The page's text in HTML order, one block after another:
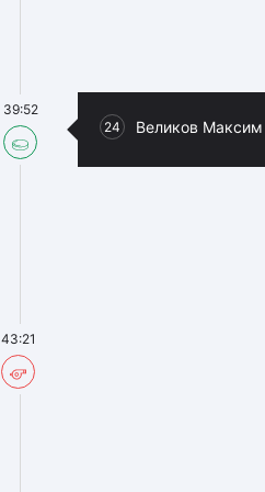
24 Великов
39:52
43:21